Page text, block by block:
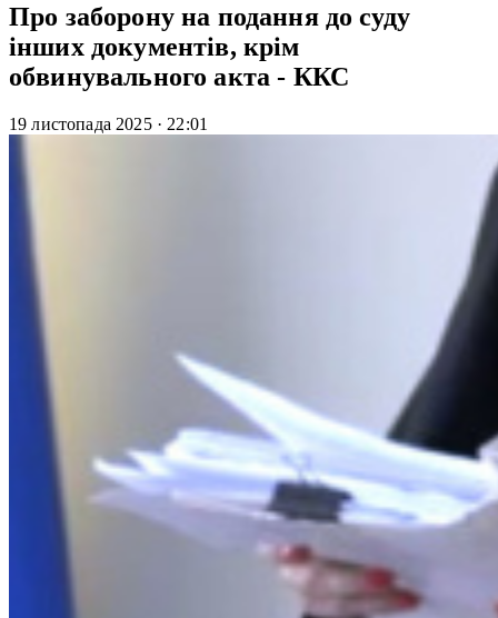
Про заборону на подання до суду
інших документів, крім
обвинувального акта - ККС
19 листопада 2025 · 22:01